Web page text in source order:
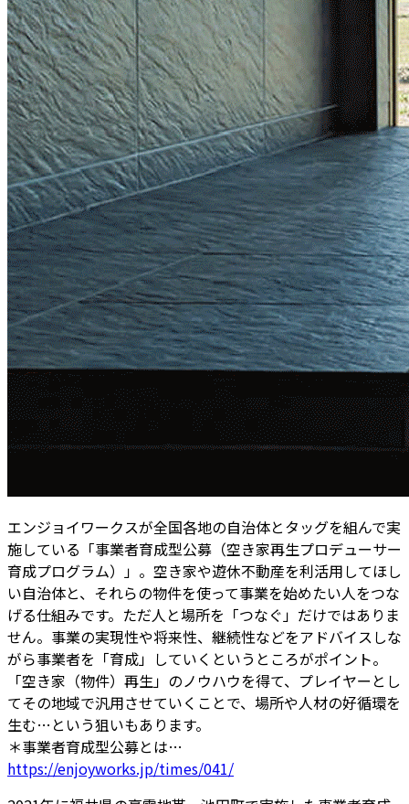
エンジョイワークスが全国各地の自治体とタッグを組んで実
施している「事業者育成型公募（空き家再生プロデューサー
育成プログラム）」。空き家や遊休不動産を利活用してほし
い自治体と、それらの物件を使って事業を始めたい人をつな
げる仕組みです。ただ人と場所を「つなぐ」だけではありま
せん。事業の実現性や将来性、継続性などをアドバイスしな
がら事業者を「育成」していくというところがポイント。
「空き家（物件）再生」のノウハウを得て、プレイヤーとし
てその地域で汎用させていくことで、場所や人材の好循環を
生む…という狙いもあります。
＊事業者育成型公募とは…
https://enjoyworks.jp/times/041/